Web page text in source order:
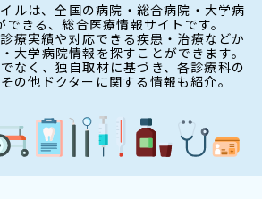
ルは、全国の病院・総合病院・大学病
きる、総合医療情報サイトです。
療実績や対応できる疾患・治療などか
大学病院情報を探すことができます。
なく、独自取材に基づき、各診療科の
の他ドクターに関する情報も紹介。